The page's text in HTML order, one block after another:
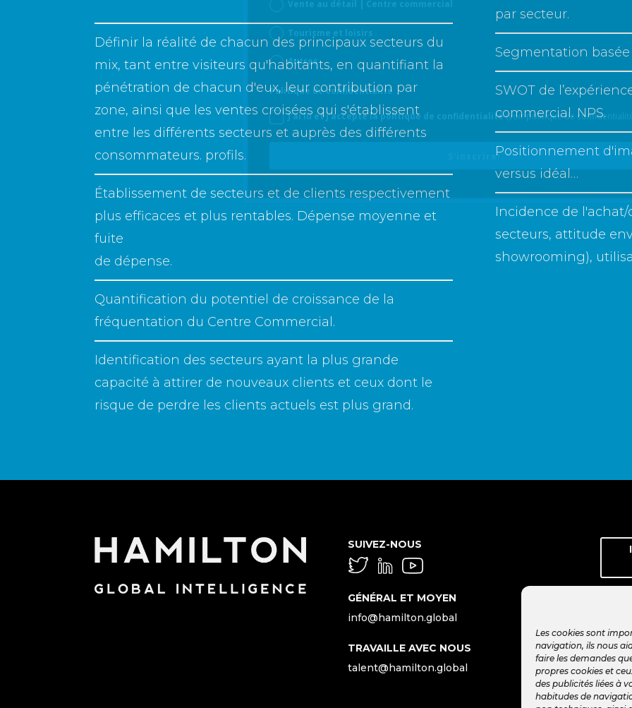
Les cookies sont
navigation, ils nous
faire les demandes
propres cookies et
des publicités liées à
habitudes de
Définir la réalité de chacun des principaux secteurs du
mix, tant entre visiteurs qu'habitants, en quantifiant la
pénétration de chacun d'eux, leur contribution par
zone, ainsi que les ventes croisées qui s'établissent
entre les différents secteurs et auprès des différents
consommateurs. profils.
Établissement de secteurs et de clients respectivement
plus efficaces et plus rentables. Dépense moyenne et
fuite
de dépense.
Quantification du potentiel de croissance de la
fréquentation du Centre Commercial.
Identification des secteurs ayant la plus grande
capacité à attirer de nouveaux clients et ceux dont le
risque de perdre les clients actuels est plus grand.
par secteur.
Segmentation basée
SWOT de
commercial. NPS.
Positionnement
versus idéal…
Incidence de
secteurs, attitude
showrooming),
SUIVEZ-NOUS
GÉNÉRAL ET MOYEN
info@hamilton.global
TRAVAILLE AVEC NOUS
talent@hamilton.global
Autres
Politique de confidentialité
J'ai lu et j'accepte la politique de confidentialité(voir politique de confidentialité)
S'inscrire!